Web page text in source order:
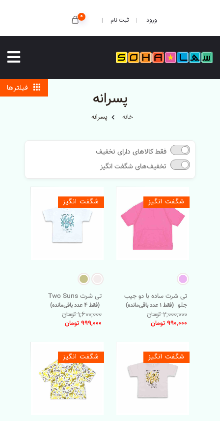
ورود ثبت نام 0
پسرانه
خانه پسرانه
فیلترها
فقط کالاهای دارای تخفیف
تخفیف‌های شگفت انگیز
شگفت انگیز
تی شرت ساده با دو جیب
جلو (فقط 1 عدد باقی‌مانده)
2,000,000 تومان
990,000 تومان
شگفت انگیز
تی شرت Two Suns
(فقط 4 عدد باقی‌مانده)
1,600,000 تومان
999,000 تومان
شگفت انگیز شگفت انگیز